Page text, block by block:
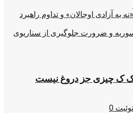
به آزادی اوجالان» و تداوم راهبرد
سوریه و ضرورت جلوگیری از سناریوی
ک چیزی جز دروغ نیست
توئیت 0